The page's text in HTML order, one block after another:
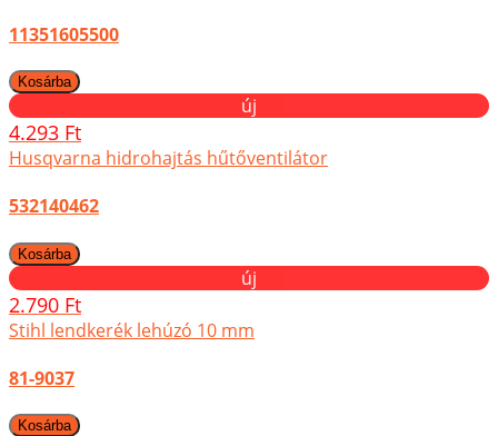
11351605500
új
4.293 Ft
Husqvarna hidrohajtás hűtőventilátor
532140462
új
2.790 Ft
Stihl lendkerék lehúzó 10 mm
81-9037